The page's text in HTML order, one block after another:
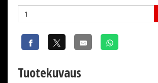
Tuotekuvaus